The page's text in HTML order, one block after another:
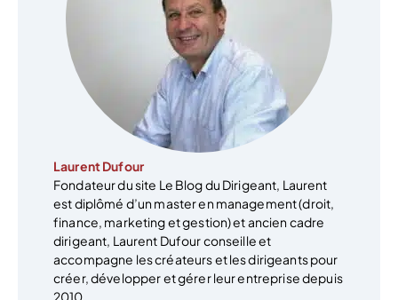
Laurent Dufour
Fondateur du site Le Blog du Dirigeant, Laurent
est diplômé d’un master en management (droit,
finance, marketing et gestion) et ancien cadre
dirigeant, Laurent Dufour conseille et
accompagne les créateurs et les dirigeants pour
créer, développer et gérer leur entreprise depuis
2010.